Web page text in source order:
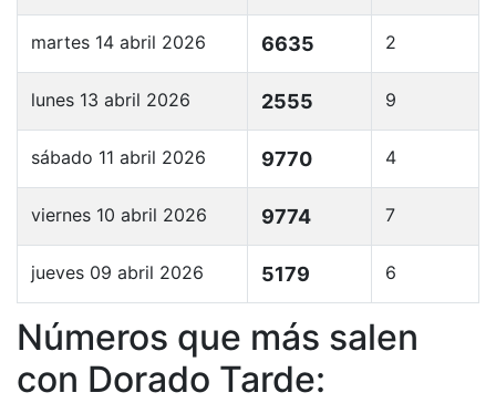
martes 14 abril 2026 6635 2
lunes 13 abril 2026 2555 9
sábado 11 abril 2026 9770 4
viernes 10 abril 2026 9774 7
jueves 09 abril 2026 5179 6
Números que más salen
con Dorado Tarde: